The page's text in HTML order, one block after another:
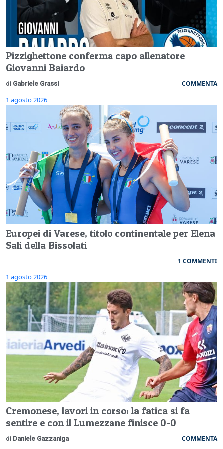
Pizzighettone conferma capo allenatore
Giovanni Baiardo
di Gabriele Grassi COMMENTA
1 agosto 2026
Europei di Varese, titolo continentale per Elena
Sali della Bissolati
1 COMMENTI
1 agosto 2026
Cremonese, lavori in corso: la fatica si fa
sentire e con il Lumezzane finisce 0-0
di Daniele Gazzaniga COMMENTA